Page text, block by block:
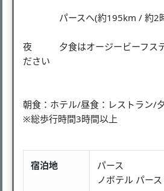
パースへ(約195km / 約2時
夜 夕食はオージービーフステ
ださい
朝食：ホテル/昼食：レストラン/
※総歩行時間3時間以上
宿泊地
パース
ノボテル パー